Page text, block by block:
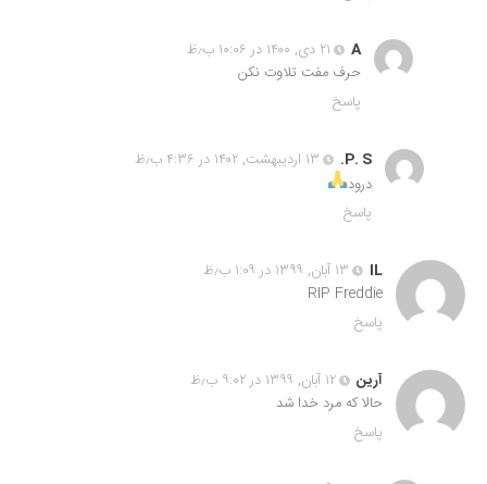
A
۲۱ دی, ۱۴۰۰ در ۱۰:۰۶ ب٫ظ
حرف مفت تلاوت نکن
پاسخ
P. S.
۱۳ اردیبهشت, ۱۴۰۲ در ۴:۳۶ ب٫ظ
درود
پاسخ
IL
۱۳ آبان, ۱۳۹۹ در ۱:۰۹ ب٫ظ
RIP Freddie
پاسخ
آرین
۱۲ آبان, ۱۳۹۹ در ۹:۰۲ ب٫ظ
حالا که مرد خدا شد
پاسخ